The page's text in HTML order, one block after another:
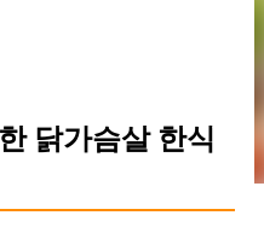
닭가슴살 한식